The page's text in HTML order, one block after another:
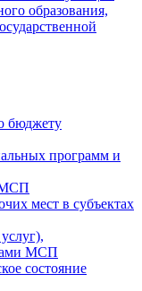
образования,
бюджету
программ и
МСП
мест в субъектах
МСП
состояние